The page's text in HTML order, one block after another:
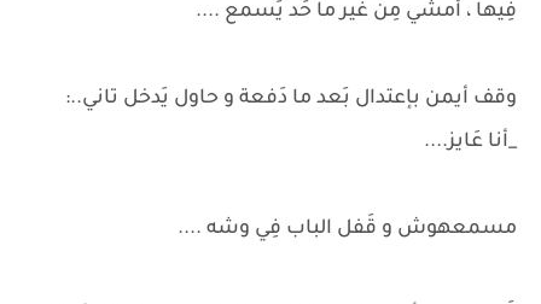
فِيها ، أمشي مِن غير ما حَد يَسمع ....
وقف أيمن بإعتدال بَعد ما دَفعة و حاول يَدخل تاني..:
_أنا عَايز....
مسمعهوش و قَفل الباب فِي وشه ....